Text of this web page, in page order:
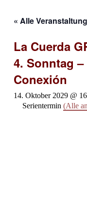
« Alle
La Cuerda
4. Sonntag
Conexión
14. Oktober 2029 @
Serientermin (Alle